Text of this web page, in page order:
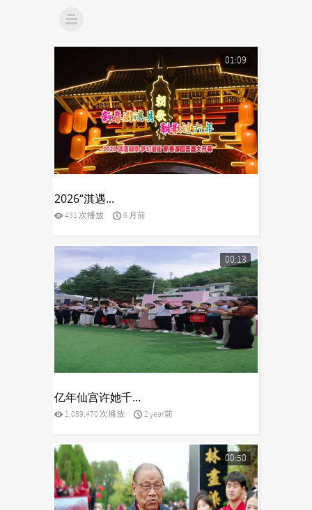
01:09
2026“淇遇...
431 次播放 6 月前
00:13
亿年仙宫许她千...
1,059,470 次播放 2 year前
00:50